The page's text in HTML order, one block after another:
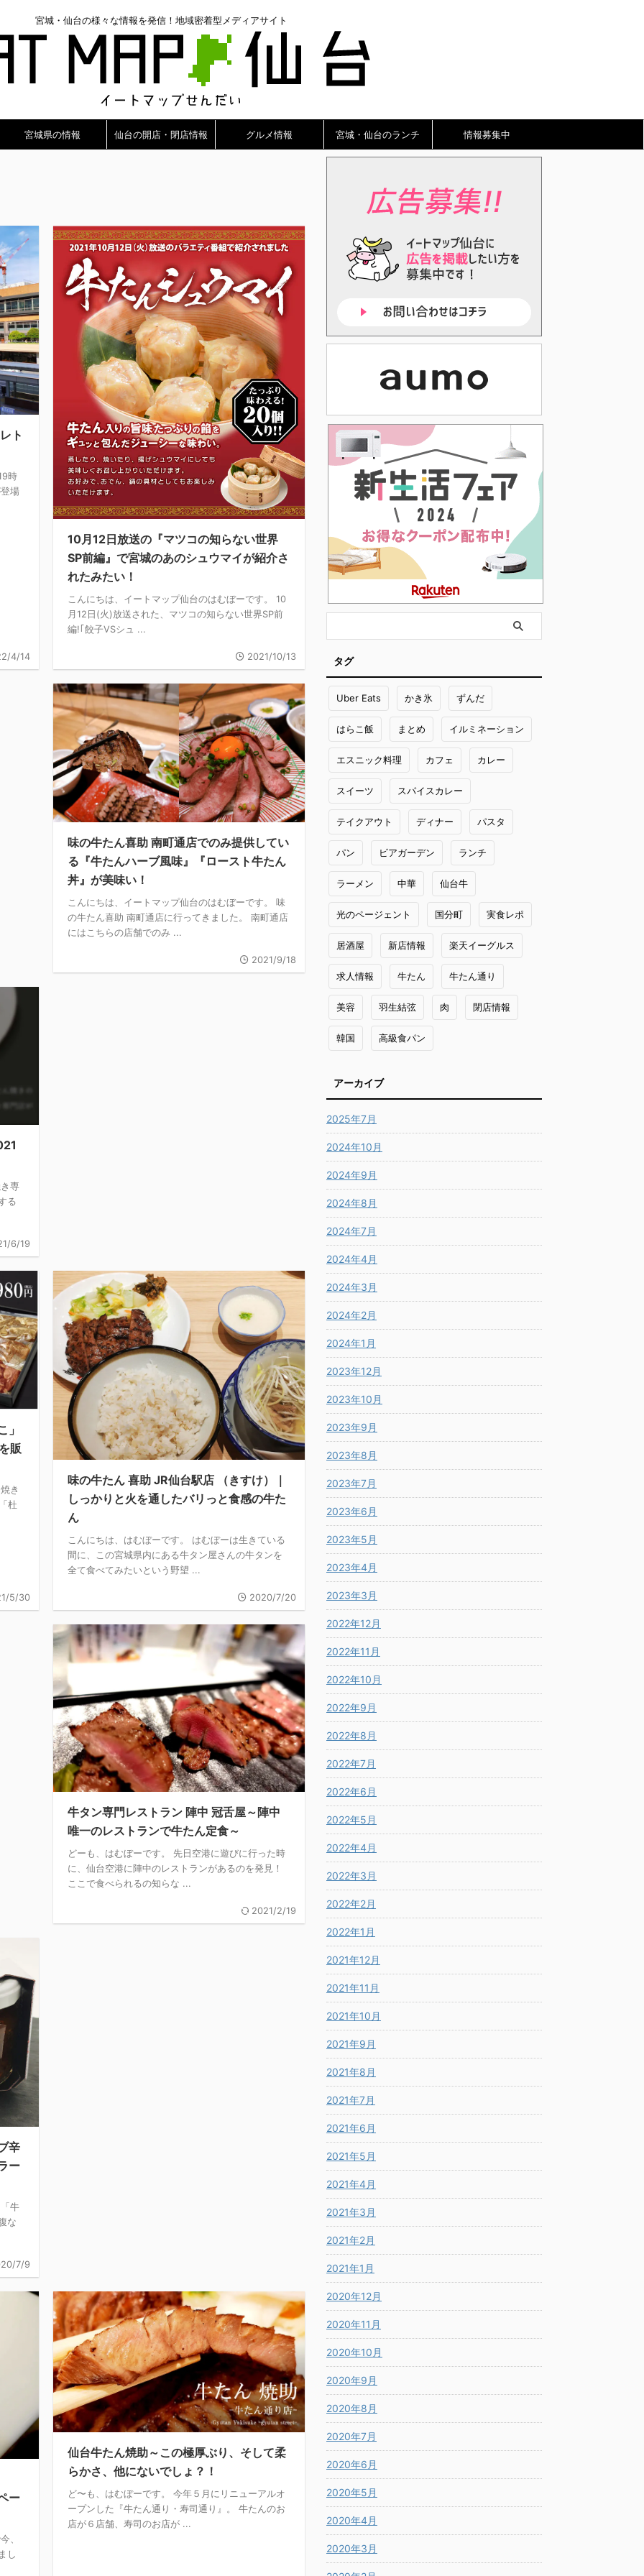
宮城・仙台の様々な情報を発信！地域密着型メディアサイト
宮城県の情報 仙台の開店・閉店情報 グルメ情報 宮城・仙台のランチ 情報募集中
ト
時
場
4/14
10月12日放送の『マツコの知らない世界
SP前編』で宮城のあのシュウマイが紹介さ
れたみたい！
こんにちは、イートマップ仙台のはむぼーです。 10
月12日(火)放送された、マツコの知らない世界SP前
編!｢餃子VSシュ ...
2021/10/13
味の牛たん喜助 南町通店でのみ提供してい
る『牛たんハーブ風味』『ロースト牛たん
丼』が美味い！
こんにちは、イートマップ仙台のはむぼーです。 味
の牛たん喜助 南町通店に行ってきました。 南町通店
にはこちらの店舗でのみ ...
2021/9/18
専
る
6/19
」
販
き
杜
5/30
味の牛たん 喜助 JR仙台駅店 （きすけ）｜
しっかりと火を通したバリっと食感の牛た
ん
こんにちは、はむぼーです。 はむぼーは生きている
間に、この宮城県内にある牛タン屋さんの牛タンを
全て食べてみたいという野望 ...
2020/7/20
牛タン専門レストラン 陣中 冠舌屋～陣中
唯一のレストランで牛たん定食～
どーも、はむぼーです。 先日空港に遊びに行った時
に、仙台空港に陣中のレストランがあるのを発見！
ここで食べられるの知らな ...
2021/2/19
辛
ー
牛
な
7/9
ー
、
し
仙台牛たん焼助～この極厚ぶり、そして柔
らかさ、他にないでしょ？！
ど〜も、はむぼーです。 今年５月にリニューアルオ
ープンした『牛たん通り・寿司通り』。 牛たんのお
店が６店舗、寿司のお店が ...
タグ
Uber Eats かき氷 ずんだ
はらこ飯 まとめ イルミネーション
エスニック料理 カフェ カレー
スイーツ スパイスカレー
テイクアウト ディナー パスタ
パン ビアガーデン ランチ
ラーメン 中華 仙台牛
光のページェント 国分町 実食レポ
居酒屋 新店情報 楽天イーグルス
求人情報 牛たん 牛たん通り
美容 羽生結弦 肉 閉店情報
韓国 高級食パン
アーカイブ
2025年7月
2024年10月
2024年9月
2024年8月
2024年7月
2024年4月
2024年3月
2024年2月
2024年1月
2023年12月
2023年10月
2023年9月
2023年8月
2023年7月
2023年6月
2023年5月
2023年4月
2023年3月
2022年12月
2022年11月
2022年10月
2022年9月
2022年8月
2022年7月
2022年6月
2022年5月
2022年4月
2022年3月
2022年2月
2022年1月
2021年12月
2021年11月
2021年10月
2021年9月
2021年8月
2021年7月
2021年6月
2021年5月
2021年4月
2021年3月
2021年2月
2021年1月
2020年12月
2020年11月
2020年10月
2020年9月
2020年8月
2020年7月
2020年6月
2020年5月
2020年4月
2020年3月